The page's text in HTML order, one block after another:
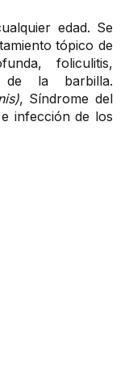
edad. Se
tópico de
foliculitis,
de la barbilla.
, Síndrome del
infección de los